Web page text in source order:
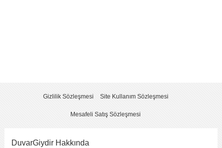
Gizlilik Sözleşmesi Site Kullanım Sözleşmesi
Mesafeli Satış Sözleşmesi
DuvarGiydir Hakkında